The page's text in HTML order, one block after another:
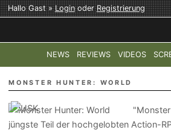
Hallo Gast »LoginoderRegistrierung
NEWS REVIEWS VIDEOS
TOP-THEMEN: COD: MODERN
MONSTER HUNTER: WORLD
jüngste Teil der hochgelobten Action-